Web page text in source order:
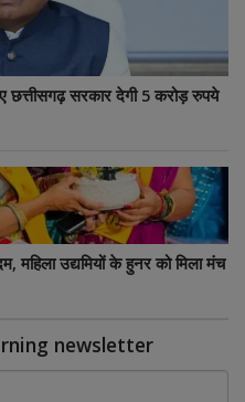
छत्तीसगढ़ सरकार देगी 5 करोड़ रुपये
महिला उद्यमियों के हुनर को मिला मंच
newsletter